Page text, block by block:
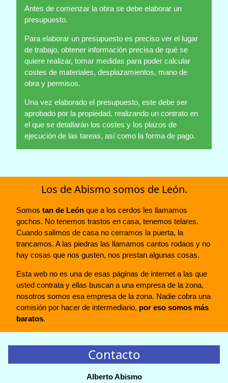
Antes de comenzar la obra se debe elaborar un
presupuesto.
Para elaborar un presupuesto es preciso ver el lugar
de trabajo, obtener información precisa de qué se
quiere realizar, tomar medidas para poder calcular
costes de materiales, desplazamientos, mano de
obra y permisos.
Una vez elaborado el presupuesto, este debe ser
aprobado por la propiedad, realizando un contrato en
el que se detallarán los costes y los plazos de
ejecución de las tareas, así como la forma de pago.
Los de Abismo somos de León.
Somos tan de León que a los cerdos les llamamos
gochos. No tenemos trastos en casa, tenemos telares.
Cuando salimos de casa no cerramos la puerta, la
trancamos. A las piedras las llamamos cantos rodaos y no
hay cosas que nos gusten, nos prestan algunas cosas.
Esta web no es una de esas páginas de internet a las que
usted contrata y ellas buscan a una empresa de la zona,
nosotros somos esa empresa de la zona. Nadie cobra una
comisión por hacer de intermediario, por eso somos más
baratos.
Contacto
Alberto Abismo